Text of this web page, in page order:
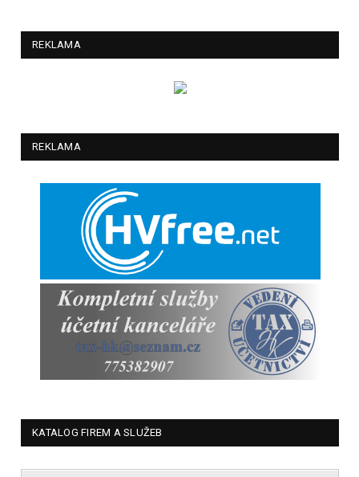
REKLAMA
REKLAMA
KATALOG FIREM A SLUŽEB